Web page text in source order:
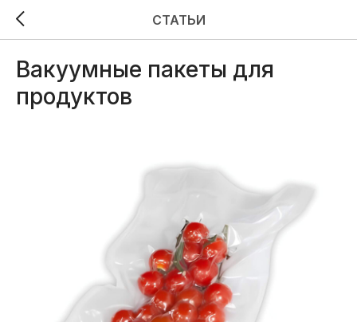
СТАТЬИ
Вакуумные пакеты для
продуктов